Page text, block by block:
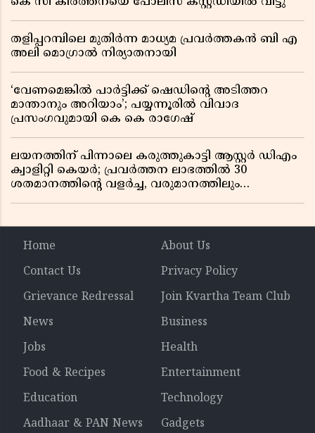
തളിപ്പറമ്പിലെ മുതിർന്ന മാധ്യമ പ്രവർത്തകൻ ബി എ
അലി മൊഗ്രാൽ നിര്യാതനായി
‘വേണമെങ്കിൽ പാർട്ടിക്ക് ഷെഡിൻ്റെ അടിത്തറ
മാന്താനും അറിയാം’; പയ്യന്നൂരിൽ വിവാദ
പ്രസംഗവുമായി കെ കെ രാഗേഷ്
ലയനത്തിന് പിന്നാലെ കരുത്തുകാട്ടി ആസ്റ്റർ ഡിഎം
ക്വാളിറ്റി കെയർ; പ്രവർത്തന ലാഭത്തിൽ 30
ശതമാനത്തിൻ്റെ വളർച്ച, വരുമാനത്തിലും
Home
About Us
Contact Us
Privacy Policy
Grievance Redressal
Join Kvartha Team Club
News
Business
Jobs
Health
Food & Recipes
Entertainment
Education
Technology
Aadhaar & PAN News
Gadgets